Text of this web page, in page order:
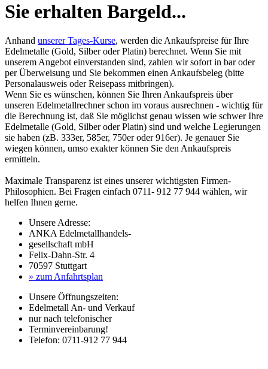
Sie erhalten Bargeld...
Anhand unserer Tages-Kurse, werden die Ankaufspreise für Ihre
Edelmetalle (Gold, Silber oder Platin) berechnet. Wenn Sie mit
unserem Angebot einverstanden sind, zahlen wir sofort in bar oder
per Überweisung und Sie bekommen einen Ankaufsbeleg (bitte
Personalausweis oder Reisepass mitbringen).
Wenn Sie es wünschen, können Sie Ihren Ankaufspreis über
unseren Edelmetallrechnerschon im voraus ausrechnen - wichtig für
die Berechnung ist, daß Sie möglichst genau wissen wie schwer Ihre
Edelmetalle (Gold, Silber oder Platin) sind und welche Legierungen
sie haben (zB. 333er, 585er, 750er oder 916er). Je genauer Sie
wiegen können, umso exakter können Sie den Ankaufspreis
ermitteln.
Maximale Transparenz ist eines unserer wichtigsten Firmen-
Philosophien. Bei Fragen einfach 0711- 912 77 944 wählen, wir
helfen Ihnen gerne.
Unsere Adresse:
ANKA Edelmetallhandels-
gesellschaft mbH
Felix-Dahn-Str. 4
70597 Stuttgart
» zum Anfahrtsplan
Unsere Öffnungszeiten:
Edelmetall An- und Verkauf
nur nach telefonischer
Terminvereinbarung!
Telefon: 0711-912 77 944